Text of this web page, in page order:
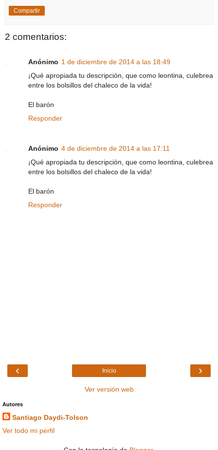
Compartir
2 comentarios:
Anónimo 1 de diciembre de 2014 a las 18:49
¡Qué apropiada tu descripción, que como leontina, culebrea
entre los bolsillos del chaleco de la vida!
El barón
Responder
Anónimo 4 de diciembre de 2014 a las 17:11
¡Qué apropiada tu descripción, que como leontina, culebrea
entre los bolsillos del chaleco de la vida!
El barón
Responder
‹ ›
Inicio
Ver versión web
Autores
Santiago Daydi-Tolson
Ver todo mi perfil